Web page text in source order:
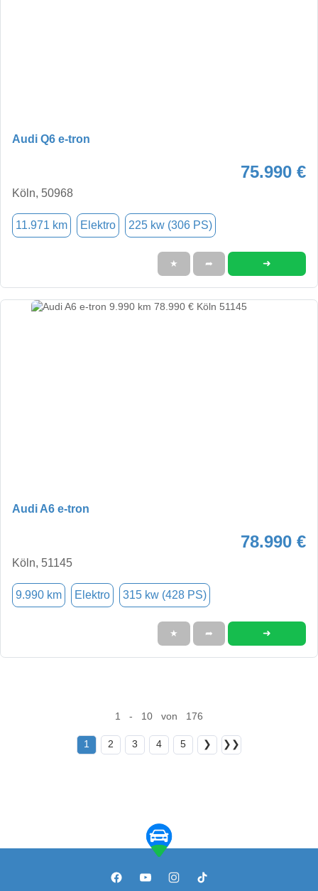
Audi Q6 e-tron
75.990 €
Köln, 50968
11.971 km Elektro 225 kw (306 PS)
★ ➦ ➜
Audi A6 e-tron
78.990 €
Köln, 51145
9.990 km Elektro 315 kw (428 PS)
★ ➦ ➜
1 - 10 von 176
1 2 3 4 5 ❯ ❯❯